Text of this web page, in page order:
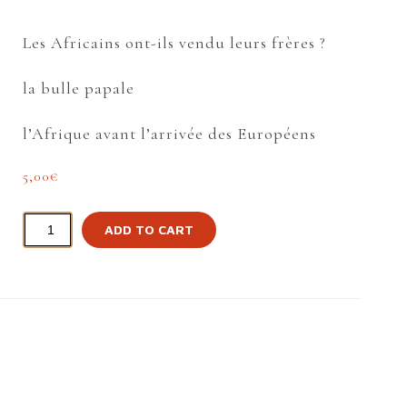
Les Africains ont-ils vendu leurs frères ?
la bulle papale
l’Afrique avant l’arrivée des Européens
5,00€
ADD TO CART